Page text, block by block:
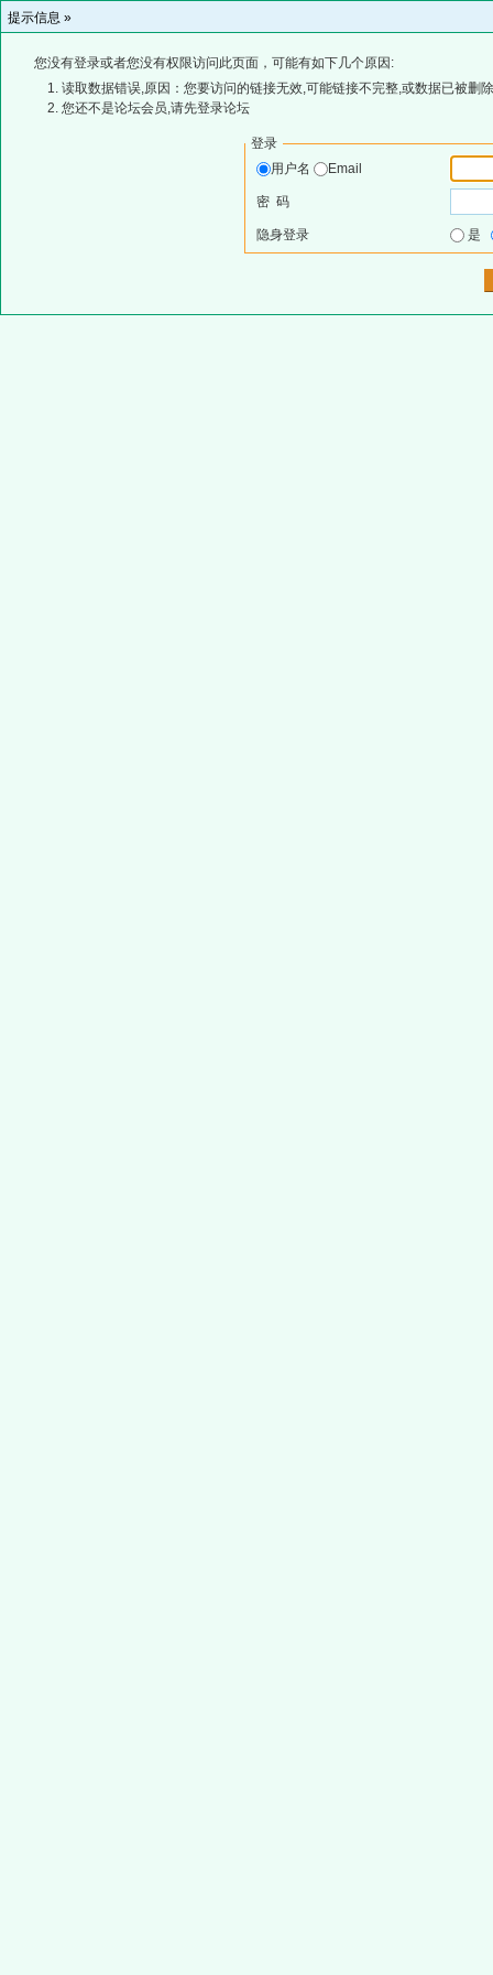
提示信息 »
您没有登录或者您没有权限访问此页面，可能有如下几个原因:
读取数据错误,原因：您要访问的链接无效,可能链接不完整,或数据已被删
您还不是论坛会员,请先登录论坛
登录
用户名
Email
密 码
隐身登录 是